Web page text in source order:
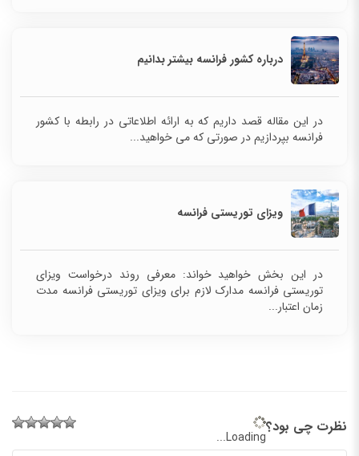
درباره کشور فرانسه بیشتر بدانیم
در این مقاله قصد داریم که به ارائه اطلاعاتی در رابطه با کشور
فرانسه بپردازیم در صورتی که می خواهید...
ویزای توریستی فرانسه
در این بخش خواهید خواند: معرفی روند درخواست ویزای
توریستی فرانسه مدارک لازم برای ویزای توریستی فرانسه مدت
زمان اعتبار...
نظرت چی بود؟
Loading...